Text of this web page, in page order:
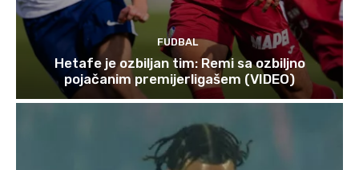
FUDBAL
Hetafe je ozbiljan tim: Remi sa ozbiljno
pojačanim premijerligašem (VIDEO)